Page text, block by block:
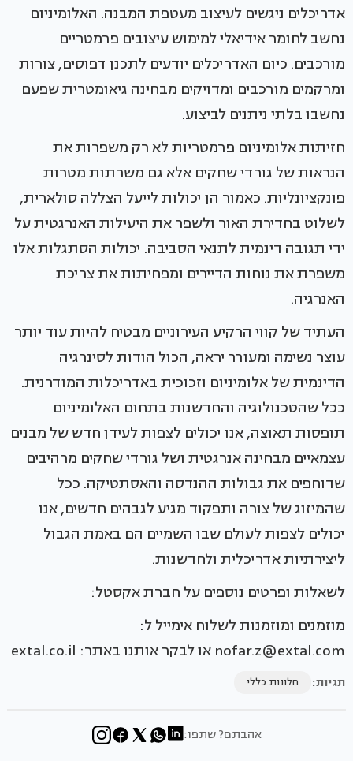
אדריכלים ניגשים לעיצוב מעטפת המבנה. האלומיניום
נחשב לחומר אידיאלי למימוש עיצובים פרמטריים
מורכבים. כיום האדריכלים יודעים לתכנן דפוסים, צורות
ומרקמים מורכבים ומדויקים מבחינה גיאומטרית שפעם
נחשבו בלתי ניתנים לביצוע.
חזיתות אלומיניום פרמטריות לא רק משפרות את
הנראות של גורדי שחקים אלא גם משרתות מטרות
פונקציונליות. כאמור הן יכולות לייעל הצללה סולארית,
לשלוט בחדירת האור ולשפר את היעילות האנרגטית על
ידי תגובה דינמית לתנאי הסביבה. יכולות הסתגלות אלו
משפרת את נוחות הדיירים ומפחיתות את צריכת
האנרגיה.
העתיד של קווי הרקיע העירוניים מבטיח להיות עוד יותר
עוצר נשימה ומעורר יראה, הכול הודות לסינרגיה
הדינמית של אלומיניום וזכוכית באדריכלות המודרנית.
ככל שהטכנולוגיה והחדשנות בתחום האלומיניום
תופסות תאוצה, אנו יכולים לצפות לעידן חדש של מבנים
עצמאיים מבחינה אנרגטית ושל גורדי שחקים מרהיבים
שדוחפים את גבולות ההנדסה והאסתטיקה. ככל
שהמיזוג של צורה ותפקוד מגיע לגבהים חדשים, אנו
יכולים לצפות לעולם שבו השמיים הם באמת הגבול
ליצירתיות אדריכלית ולחדשנות.
לשאלות ופרטים נוספים על חברת אקסטל:
מוזמנים ומוזמנות לשלוח אימייל ל:
nofar.z@extal.com או לבקר אותנו באתר: extal.co.il
תגיות: חלונות כללי
אהבתם? שתפו: